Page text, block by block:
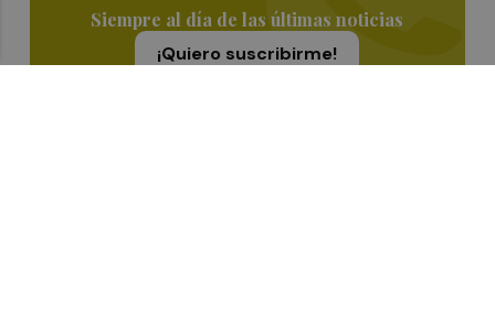
Siempre al día de las últimas noticias
¡Quiero suscribirme!